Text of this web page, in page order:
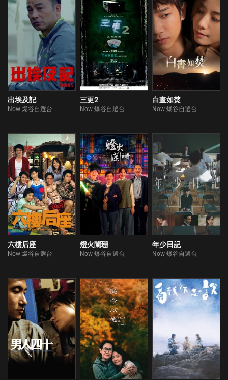
出埃及記
Now 爆谷自選台
三更2
Now 爆谷自選台
白晝如焚
Now 爆谷自選台
六樓后座
Now 爆谷自選台
燈火闌珊
Now 爆谷自選台
年少日記
Now 爆谷自選台